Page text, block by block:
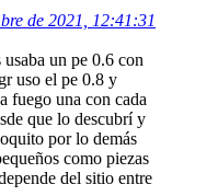
de 2021, 12:41:31
un pe 0.6 con
uso el pe 0.8 y
fuego una con cada
que lo descubrí y
por lo demás
como piezas
del sitio entre